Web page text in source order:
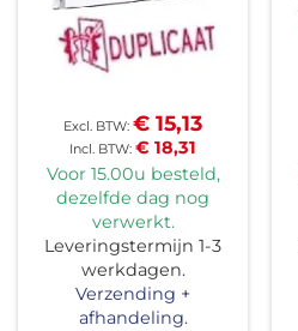
€ 18,31
€ 15,13
Voor 15.00u besteld,
dezelfde dag nog
verwerkt.
Leveringstermijn 1-3
werkdagen.
Verzending +
afhandeling.